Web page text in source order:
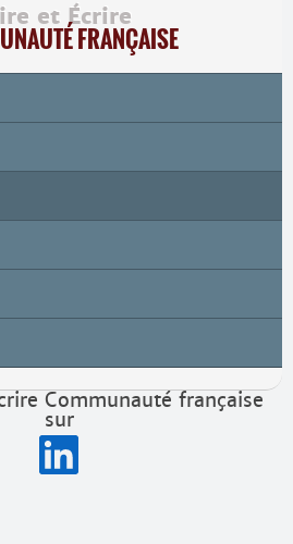
et Écrire
FRANÇAISE
2026
Communauté française
sur